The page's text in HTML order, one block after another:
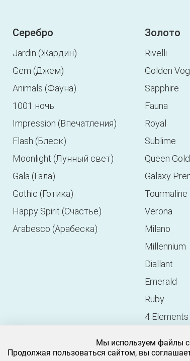
Серебро
Jardin (Жардин)
Gem (Джем)
Animals (Фауна)
1001 ночь
Impression (Впечатления)
Flash (Блеск)
Moonlight (Лунный свет)
Gala (Гала)
Gothic (Готика)
Happy Spirit (Счастье)
Arabesco (Арабеска)
Золото
Rivelli
Golden
Sapphire
Fauna
Royal
Sublime
Queen Gold
Galaxy
Tourmaline
Verona
Milano
Millennium
Diallant
Emerald
Ruby
4 Elements
Florence
Мы используем файлы
Продолжая пользоваться сайтом, вы